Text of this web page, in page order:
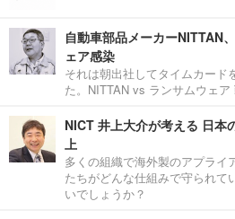
自動車部品メーカーNITTAN
ェア感染
それは朝出社してタイムカード
た。NITTAN vs ランサムウェア
NICT 井上大介が考える 日本
上
多くの組織で海外製のアプライ
たちがどんな仕組みで守られて
いでしょうか？